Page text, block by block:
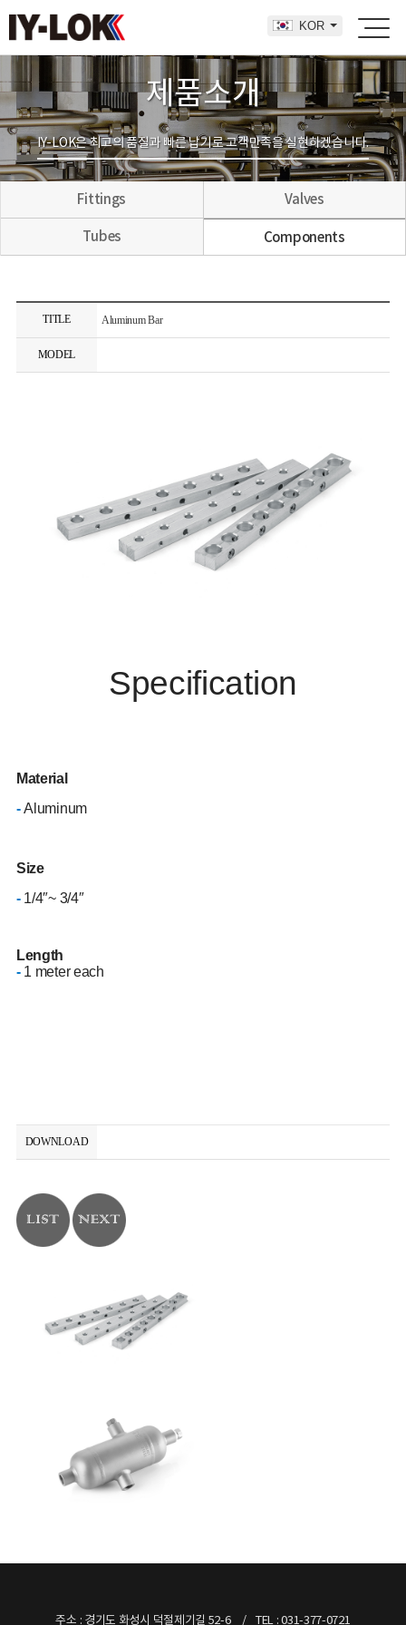
KOR
제품소개
IY-LOK은 최고의 품질과 빠른 납기로 고객만족을 실현하겠습니다.
Fittings Valves
Tubes Components
TITLE Aluminum Bar
MODEL
Specification
Material
- Aluminum
Size
- 1/4″~ 3/4″
Length
- 1 meter each
DOWNLOAD
주소 : 경기도 화성시 덕절제기길 52-6 TEL : 031-377-0721